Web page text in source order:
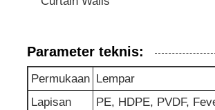
Piring kotak -kotak aluminium
Aluminium timbul
foil aluminium berlapis
Parameter teknis:
Permukaan Lempar
Lapisan
PE, HDPE, PVDF,